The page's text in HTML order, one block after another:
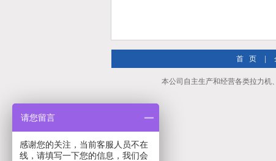
首 页
本公司自主生产和经营各类拉力机
请您留言
感谢您的关注，当前客服人员不在
线，请填写一下您的信息，我们会